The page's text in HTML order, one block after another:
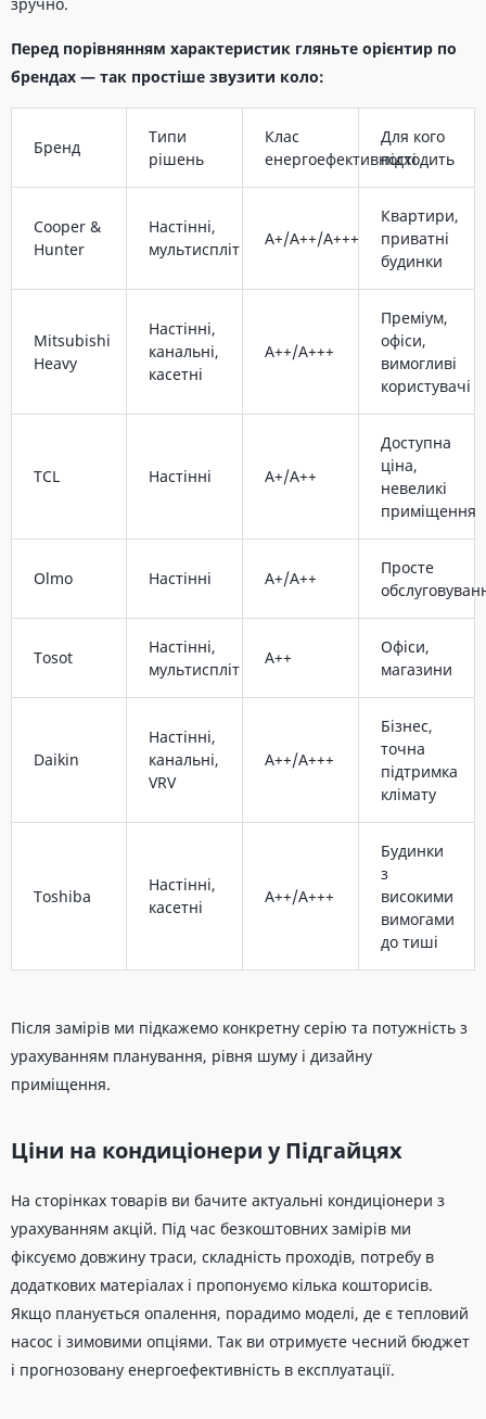
Перед порівнянням характеристик гляньте орієнтир по
брендах — так простіше звузити коло:
Бренд
Типи
рішень
Клас
енергоефективності
Для кого
підходить
Cooper &
Hunter
Настінні,
мультиспліт
A+/A++/A+++
Квартири,
приватні
будинки
Mitsubishi
Heavy
Настінні,
канальні,
касетні
A++/A+++
Преміум,
офіси,
вимогливі
користувачі
TCL Настінні A+/A++
Доступна
ціна,
невеликі
приміщення
Olmo Настінні A+/A++
Просте
Tosot
Настінні,
мультиспліт
A++
Офіси,
магазини
Daikin
Настінні,
канальні,
VRV
A++/A+++
Бізнес,
точна
підтримка
клімату
Toshiba
Настінні,
касетні
A++/A+++
Будинки
з
високими
вимогами
до тиші
Після замірів ми підкажемо конкретну серію та потужність з
урахуванням планування, рівня шуму і дизайну
приміщення.
Ціни на кондиціонери у Підгайцях
На сторінках товарів ви бачите актуальні кондиціонери з
урахуванням акцій. Під час безкоштовних замірів ми
фіксуємо довжину траси, складність проходів, потребу в
додаткових матеріалах і пропонуємо кілька кошторисів.
Якщо планується опалення, порадимо моделі, де є тепловий
насос і зимовими опціями. Так ви отримуєте чесний бюджет
і прогнозовану енергоефективність в експлуатації.